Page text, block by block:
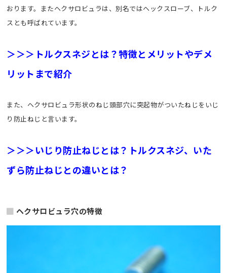
おります。またヘクサロビュラは、別名ではヘックスローブ、トルク
スとも呼ばれています。
＞＞＞トルクスネジとは？特徴とメリットやデメ
リットまで紹介
また、ヘクサロビュラ形状のねじ頭部穴に突起物がついたねじをいじ
り防止ねじと言います。
＞＞＞いじり防止ねじとは？トルクスネジ、いた
ずら防止ねじとの違いとは？
ヘクサロビュラ穴の特徴